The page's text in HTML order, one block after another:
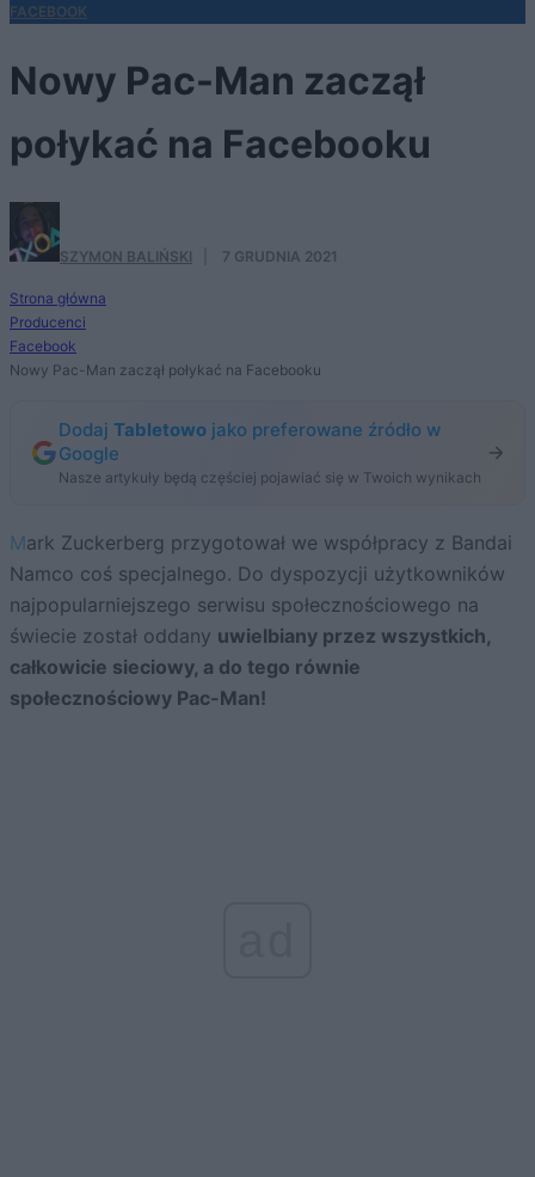
FACEBOOK
Nowy Pac-Man zaczął
połykać na Facebooku
SZYMON BALIŃSKI 7 GRUDNIA 2021
Strona główna
Producenci
Facebook
Nowy Pac-Man zaczął połykać na Facebooku
Dodaj Tabletowo jako preferowane źródło w
Google
Nasze artykuły będą częściej pojawiać się w Twoich wynikach
Mark Zuckerberg przygotował we współpracy z Bandai
Namco coś specjalnego. Do dyspozycji użytkowników
najpopularniejszego serwisu społecznościowego na
świecie został oddany uwielbiany przez wszystkich,
całkowicie sieciowy, a do tego równie
społecznościowy Pac-Man!